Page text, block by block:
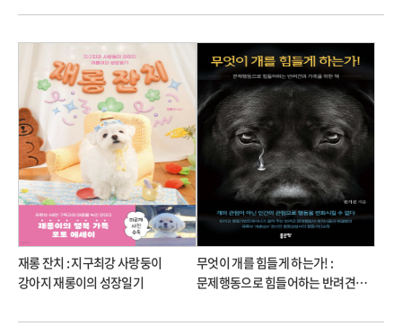
재롱 잔치 : 지구최강 사랑둥이
강아지 재롱이의 성장일기
무엇이 개를 힘들게 하는가! :
문제행동으로 힘들어하는 반려견과